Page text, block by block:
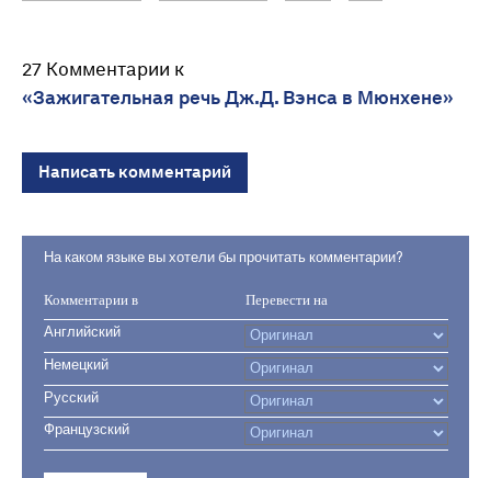
27 Комментарии к
«Зажигательная речь Дж.Д. Вэнса в Мюнхене»
Написать комментарий
На каком языке вы хотели бы прочитать комментарии?
Комментарии в Перевести на
Английский
Немецкий
Русский
Французский